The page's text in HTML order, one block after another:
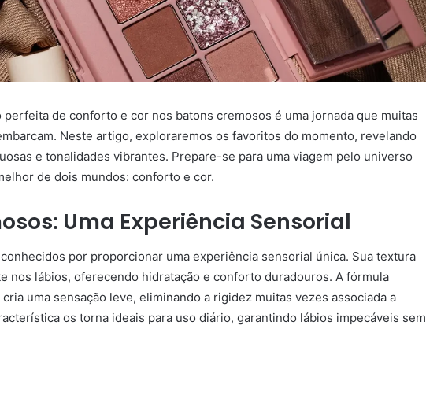
perfeita de conforto e cor nos batons cremosos é uma jornada que muitas
Neste artigo, exploraremos os favoritos do momento, revelando
e tonalidades vibrantes. Prepare-se para uma viagem pelo universo
de dois mundos: conforto e cor.
Uma Experiência Sensorial
por proporcionar uma experiência sensorial única. Sua textura
nos lábios, oferecendo hidratação e conforto duradouros. A fórmula
uma sensação leve, eliminando a rigidez muitas vezes associada a
os torna ideais para uso diário, garantindo lábios impecáveis sem